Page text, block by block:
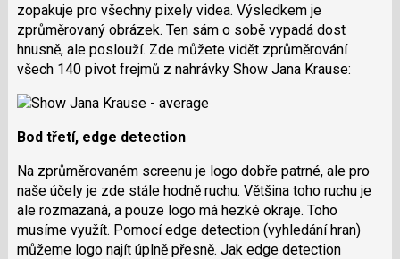
zopakuje pro všechny pixely videa. Výsledkem je
zprůměrovaný obrázek. Ten sám o sobě vypadá dost
hnusně, ale poslouží. Zde můžete vidět zprůměrování
všech 140 pivot frejmů z nahrávky Show Jana Krause:
Bod třetí, edge detection
Na zprůměrovaném screenu je logo dobře patrné, ale pro
naše účely je zde stále hodně ruchu. Většina toho ruchu je
ale rozmazaná, a pouze logo má hezké okraje. Toho
musíme využít. Pomocí edge detection (vyhledání hran)
můžeme logo najít úplně přesně. Jak edge detection